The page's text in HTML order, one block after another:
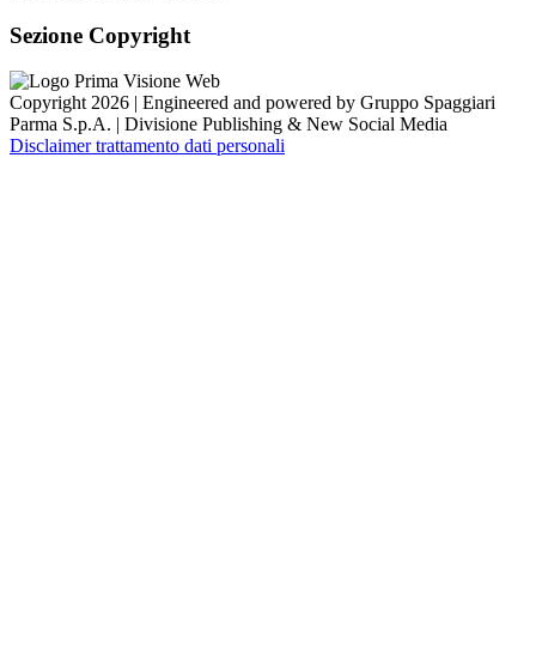
Sezione Copyright
Copyright 2026 | Engineered and powered by Gruppo Spaggiari
Parma S.p.A. | Divisione Publishing & New Social Media
Disclaimer trattamento dati personali